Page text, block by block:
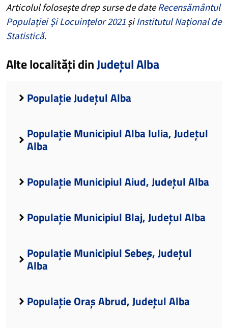
Articolul folosește drep surse de dateRecensământul
Populației Și Locuințelor 2021 șiInstitutul Național de
Statistică.
Alte localități dinJudețul Alba
Populație Județul Alba
Populație Municipiul Alba Iulia, Județul
Alba
Populație Municipiul Aiud, Județul Alba
Populație Municipiul Blaj, Județul Alba
Populație Municipiul Sebeș, Județul
Alba
Populație Oraș Abrud, Județul Alba